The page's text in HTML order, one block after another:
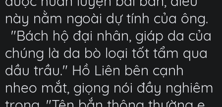
này nằm ngoài dự tính của ông.
"Bách hộ đại nhân, giáp da của
chúng là da bò loại tốt tẩm qua
dầu trầu." Hồ Liên bên cạnh
nheo mắt, giọng nói đầy nghiêm